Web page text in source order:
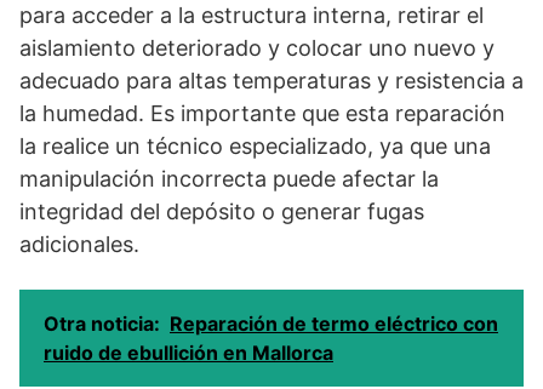
para acceder a la estructura interna, retirar el
aislamiento deteriorado y colocar uno nuevo y
adecuado para altas temperaturas y resistencia a
la humedad. Es importante que esta reparación
la realice un técnico especializado, ya que una
manipulación incorrecta puede afectar la
integridad del depósito o generar fugas
adicionales.
Otra noticia: Reparación de termo eléctrico con
ruido de ebullición en Mallorca